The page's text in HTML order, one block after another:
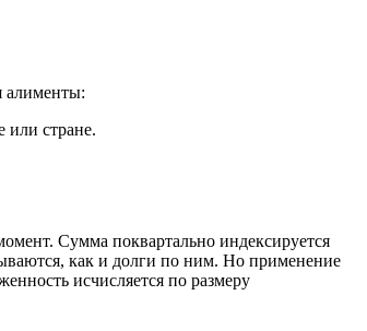
алименты:
или стране.
Сумма поквартально индексируется
как и долги по ним. Но применение
исчисляется по размеру